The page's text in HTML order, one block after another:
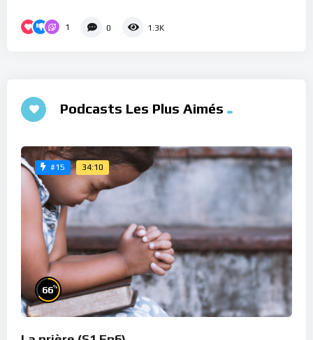
1 0 1.3K
Podcasts Les Plus Aimés
#15 34:10
66%